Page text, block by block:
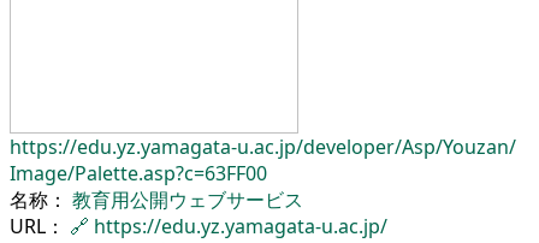
https://edu.yz.yamagata-u.ac.jp/developer/Asp/Youzan/
Image/Palette.asp?c=63FF00
名称： 教育用公開ウェブサービス
URL： 🔗 https://edu.yz.yamagata-u.ac.jp/